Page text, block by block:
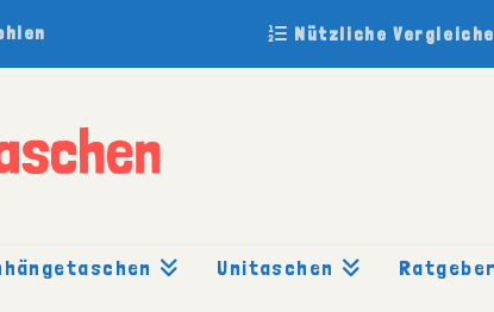
Nützliche Vergleiche
Unitaschen
Ratgeber